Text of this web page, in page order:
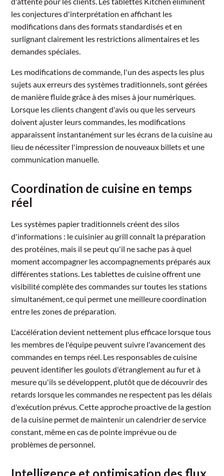
les conjectures d'interprétation en affichant les
modifications dans des formats standardisés et en
surlignant clairement les restrictions alimentaires et les
demandes spéciales.
Les modifications de commande, l'un des aspects les plus
sujets aux erreurs des systèmes traditionnels, sont gérées
de manière fluide grâce à des mises à jour numériques.
Lorsque les clients changent d'avis ou que les serveurs
doivent ajuster leurs commandes, les modifications
apparaissent instantanément sur les écrans de la cuisine au
lieu de nécessiter l'impression de nouveaux billets et une
communication manuelle.
Coordination de cuisine en temps
réel
Les systèmes papier traditionnels créent des silos
d'informations : le cuisinier au grill connaît la préparation
des protéines, mais il se peut qu'il ne sache pas à quel
moment accompagner les accompagnements préparés aux
différentes stations. Les tablettes de cuisine offrent une
visibilité complète des commandes sur toutes les stations
simultanément, ce qui permet une meilleure coordination
entre les zones de préparation.
L'accélération devient nettement plus efficace lorsque tous
les membres de l'équipe peuvent suivre l'avancement des
commandes en temps réel. Les responsables de cuisine
peuvent identifier les goulots d'étranglement au fur et à
mesure qu'ils se développent, plutôt que de découvrir des
retards lorsque les commandes ne respectent pas les délais
d'exécution prévus. Cette approche proactive de la gestion
de la cuisine permet de maintenir un calendrier de service
constant, même en cas de pointe imprévue ou de
problèmes de personnel.
Intelligence et optimisation des flux